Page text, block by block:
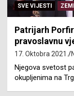
SVE VIJESTI
Patrijarh
pravoslavnu
17. Oktobra 2021.
Njegova svetost
okupljenima na